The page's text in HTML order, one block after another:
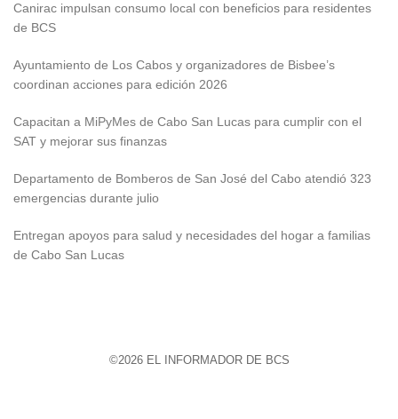
Canirac impulsan consumo local con beneficios para residentes
de BCS
Ayuntamiento de Los Cabos y organizadores de Bisbee’s
coordinan acciones para edición 2026
Capacitan a MiPyMes de Cabo San Lucas para cumplir con el
SAT y mejorar sus finanzas
Departamento de Bomberos de San José del Cabo atendió 323
emergencias durante julio
Entregan apoyos para salud y necesidades del hogar a familias
de Cabo San Lucas
©2026 EL INFORMADOR DE BCS